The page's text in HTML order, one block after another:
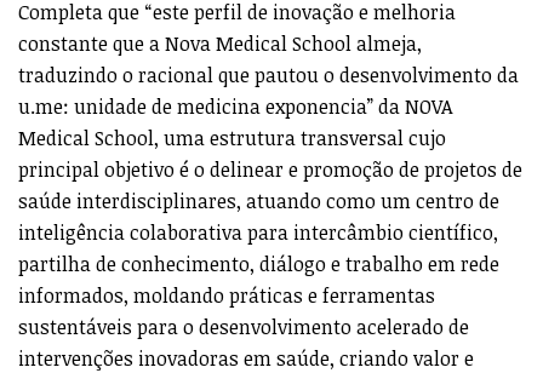
Completa que “este perfil de inovação e melhoria
constante que a Nova Medical School almeja,
traduzindo o racional que pautou o desenvolvimento da
u.me: unidade de medicina exponencia” da NOVA
Medical School, uma estrutura transversal cujo
principal objetivo é o delinear e promoção de projetos de
saúde interdisciplinares, atuando como um centro de
inteligência colaborativa para intercâmbio científico,
partilha de conhecimento, diálogo e trabalho em rede
informados, moldando práticas e ferramentas
sustentáveis para o desenvolvimento acelerado de
intervenções inovadoras em saúde, criando valor e